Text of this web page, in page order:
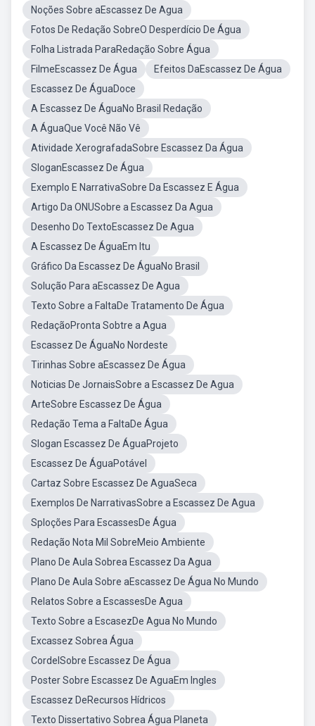
Noções Sobre aEscassez De Agua
Fotos De Redação SobreO Desperdício De Água
Folha Listrada ParaRedação Sobre Água
FilmeEscassez De Água
Efeitos DaEscassez De Água
Escassez De ÁguaDoce
A Escassez De ÁguaNo Brasil Redação
A ÁguaQue Você Não Vê
Atividade XerografadaSobre Escassez Da Água
SloganEscassez De Água
Exemplo E NarrativaSobre Da Escassez E Água
Artigo Da ONUSobre a Escassez Da Agua
Desenho Do TextoEscassez De Agua
A Escassez De ÁguaEm Itu
Gráfico Da Escassez De ÁguaNo Brasil
Solução Para aEscassez De Agua
Texto Sobre a FaltaDe Tratamento De Água
RedaçãoPronta Sobtre a Agua
Escassez De ÁguaNo Nordeste
Tirinhas Sobre aEscassez De Água
Noticias De JornaisSobre a Escassez De Agua
ArteSobre Escassez De Água
Redação Tema a FaltaDe Água
Slogan Escassez De ÁguaProjeto
Escassez De ÁguaPotável
Cartaz Sobre Escassez De AguaSeca
Exemplos De NarrativasSobre a Escassez De Agua
Sploções Para EscassesDe Água
Redação Nota Mil SobreMeio Ambiente
Plano De Aula Sobrea Escassez Da Agua
Plano De Aula Sobre aEscassez De Água No Mundo
Relatos Sobre a EscassesDe Agua
Texto Sobre a EscasezDe Agua No Mundo
Excassez Sobrea Água
CordelSobre Escassez De Água
Poster Sobre Escassez De AguaEm Ingles
Escassez DeRecursos Hídricos
Texto Dissertativo Sobrea Água Planeta